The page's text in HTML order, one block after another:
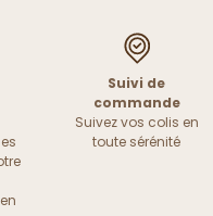
Suivi de
commande
Suivez vos colis en
toute sérénité